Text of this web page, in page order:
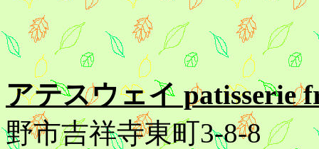
アテスウェイ patisserie
野市吉祥寺東町3-8-8